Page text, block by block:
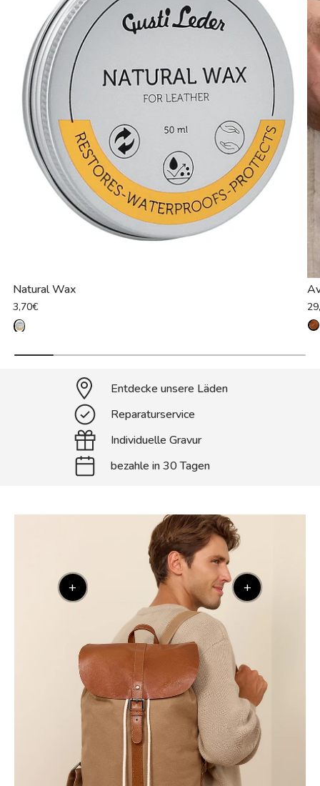
Natural Wax
3,70€
Entdecke unsere Läden
Reparaturservice
Individuelle Gravur
bezahle in 30 Tagen
+ +